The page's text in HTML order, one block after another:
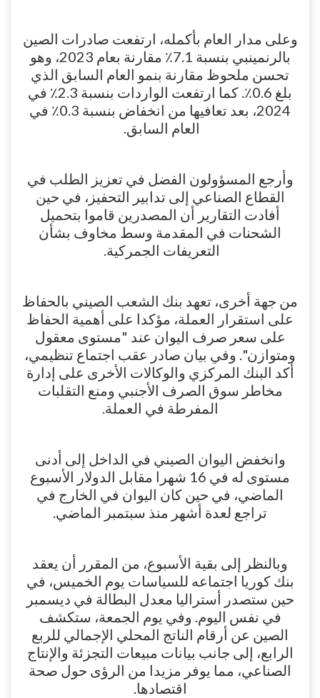
وعلى مدار العام بأكمله، ارتفعت صادرات الصين
بالرنمينبي بنسبة 7.1٪ مقارنة بعام 2023، وهو
تحسن ملحوظ مقارنة بنمو العام السابق الذي
بلغ 0.6٪. كما ارتفعت الواردات بنسبة 2.3٪ في
2024، بعد تعافيها من انخفاض بنسبة 0.3٪ في
العام السابق.
وأرجع المسؤولون الفضل في تعزيز الطلب في
القطاع الصناعي إلى تدابير التحفيز، في حين
أفادت التقارير أن المصدرين قاموا بتحميل
الشحنات في المقدمة وسط مخاوف بشأن
التعريفات الجمركية.
من جهة أخرى، تعهد بنك الشعب الصيني بالحفاظ
على استقرار العملة، مؤكدا على أهمية الحفاظ
على سعر صرف اليوان عند "مستوى معقول
ومتوازن". وفي بيان صادر عقب اجتماع تنظيمي،
أكد البنك المركزي والوكالات الأخرى على إدارة
مخاطر سوق الصرف الأجنبي ومنع التقلبات
المفرطة في العملة.
وانخفض اليوان الصيني في الداخل إلى أدنى
مستوى له في 16 شهرا مقابل الدولار الأسبوع
الماضي، في حين كان اليوان في الخارج في
تراجع لعدة أشهر منذ سبتمبر الماضي.
وبالنظر إلى بقية الأسبوع، من المقرر أن يعقد
بنك كوريا اجتماعه للسياسات يوم الخميس، في
حين ستصدر أستراليا معدل البطالة في ديسمبر
في نفس اليوم. وفي يوم الجمعة، ستكشف
الصين عن أرقام الناتج المحلي الإجمالي للربع
الرابع، إلى جانب بيانات مبيعات التجزئة والإنتاج
الصناعي، مما يوفر مزيدا من الرؤى حول صحة
اقتصادها.